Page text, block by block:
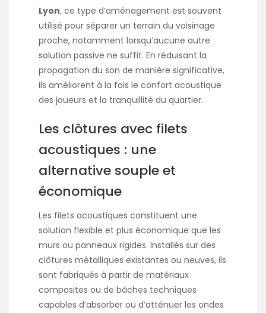
Lyon, ce type d’aménagement est souvent
utilisé pour séparer un terrain du voisinage
proche, notamment lorsqu’aucune autre
solution passive ne suffit. En réduisant la
propagation du son de manière significative,
ils améliorent à la fois le confort acoustique
des joueurs et la tranquillité du quartier.
Les clôtures avec filets
acoustiques : une
alternative souple et
économique
Les filets acoustiques constituent une
solution flexible et plus économique que les
murs ou panneaux rigides. Installés sur des
clôtures métalliques existantes ou neuves, ils
sont fabriqués à partir de matériaux
composites ou de bâches techniques
capables d’absorber ou d’atténuer les ondes